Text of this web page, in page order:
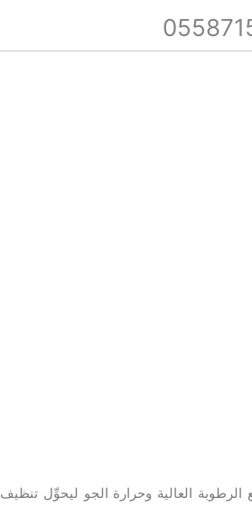
العالية وحرارة الجو ليحوِّل تنظيف